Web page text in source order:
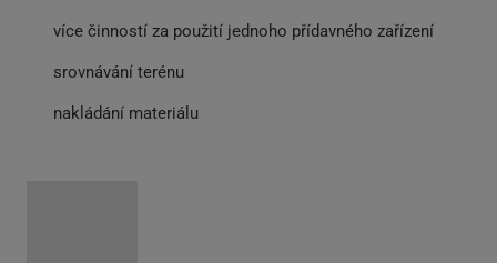
více činností za použití jednoho přídavného zařízení
srovnávání terénu
nakládání materiálu